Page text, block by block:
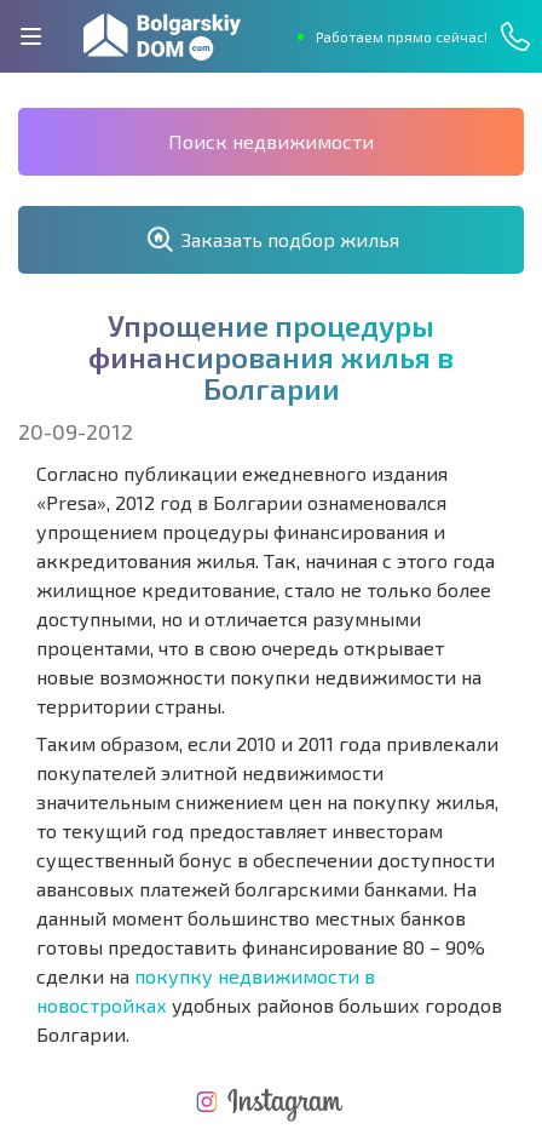
Работаем прямо сейчас!
Поиск недвижимости
Заказать подбор жилья
Упрощение процедуры
финансирования жилья в
Болгарии
20-09-2012
Согласно публикации ежедневного издания
«Presa», 2012 год в Болгарии ознаменовался
упрощением процедуры финансирования и
аккредитования жилья. Так, начиная с этого года
жилищное кредитование, стало не только более
доступными, но и отличается разумными
процентами, что в свою очередь открывает
новые возможности покупки недвижимости на
территории страны.
Таким образом, если 2010 и 2011 года привлекали
покупателей элитной недвижимости
значительным снижением цен на покупку жилья,
то текущий год предоставляет инвесторам
существенный бонус в обеспечении доступности
авансовых платежей болгарскими банками. На
данный момент большинство местных банков
готовы предоставить финансирование 80 – 90%
сделки на покупку недвижимости в
новостройках удобных районов больших городов
Болгарии.